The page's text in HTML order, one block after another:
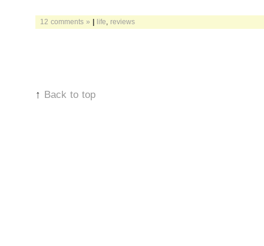
12 comments » | life reviews
↑ Back to top